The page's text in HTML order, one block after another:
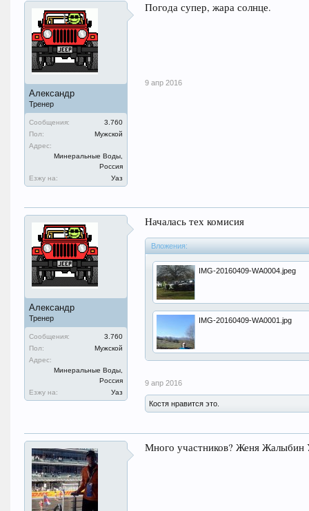
Александр
Тренер
Сообщения:
3.760
Пол:
Мужской
Адрес:
Минеральные Воды,
Россия
Езжу на:
Уаз
Погода супер, жара солнце.
9 апр 2016
Александр
Тренер
Сообщения:
3.760
Пол:
Мужской
Адрес:
Минеральные Воды,
Россия
Езжу на:
Уаз
Началась тех комисия
Вложения:
IMG-20160409-WA0004.jpeg
IMG-20160409-WA0001.jpg
9 апр 2016
Костя нравится это.
Много участников? Женя